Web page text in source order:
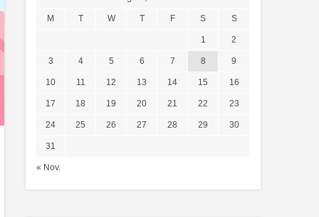
M T W T F S S
« Nov.
1 2
3 4 5 6 7 8 9
10 11 12 13 14 15 16
17 18 19 20 21 22 23
24 25 26 27 28 29 30
31